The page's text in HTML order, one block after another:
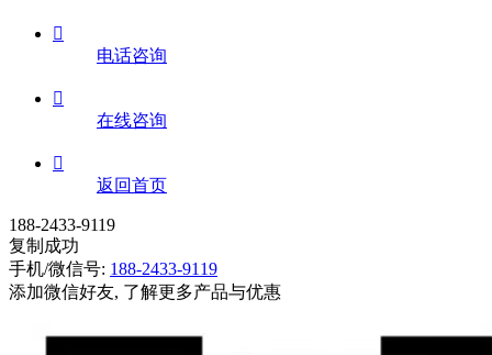

电话咨询

在线咨询

返回首页
188-2433-9119
复制成功
手机/微信号: 188-2433-9119
添加微信好友, 了解更多产品与优惠